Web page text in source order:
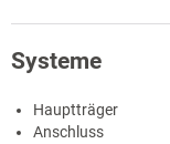
Systeme
Hauptträger
Anschluss